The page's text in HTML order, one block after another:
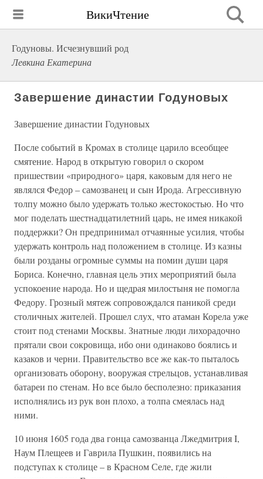
ВикиЧтение
Годуновы. Исчезнувший род
Левкина Екатерина
Завершение династии Годуновых
Завершение династии Годуновых
После событий в Кромах в столице царило всеобщее
смятение. Народ в открытую говорил о скором
пришествии «природного» царя, каковым для него не
являлся Федор – самозванец и сын Ирода. Агрессивную
толпу можно было удержать только жестокостью. Но что
мог поделать шестнадцатилетний царь, не имея никакой
поддержки? Он предпринимал отчаянные усилия, чтобы
удержать контроль над положением в столице. Из казны
были розданы огромные суммы на помин души царя
Бориса. Конечно, главная цель этих мероприятий была
успокоение народа. Но и щедрая милостыня не помогла
Федору. Грозный мятеж сопровождался паникой среди
столичных жителей. Прошел слух, что атаман Корела уже
стоит под стенами Москвы. Знатные люди лихорадочно
прятали свои сокровища, ибо они одинаково боялись и
казаков и черни. Правительство все же как-то пыталось
организовать оборону, вооружая стрельцов, устанавливая
батареи по стенам. Но все было бесполезно: приказания
исполнялись из рук вон плохо, а толпа смеялась над
ними.
10 июня 1605 года два гонца самозванца Лжедмитрия I,
Наум Плещеев и Гаврила Пушкин, появились на
подступах к столице – в Красном Селе, где жили